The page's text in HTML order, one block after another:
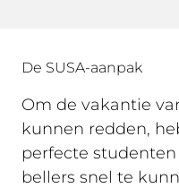
De SUSA-aanpak
Om de vakantie
kunnen redden,
perfecte
bellers snel te